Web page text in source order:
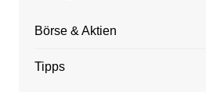
Börse & Aktien
Tipps